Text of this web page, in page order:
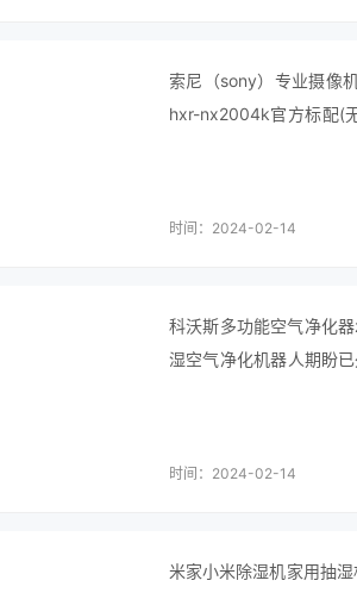
索尼（sony）专业摄像
hxr-nx2004k官方标配(
时间：2024-02-14
科沃斯多功能空气净化
湿空气净化机器人期盼
时间：2024-02-14
米家小米除湿机家用抽